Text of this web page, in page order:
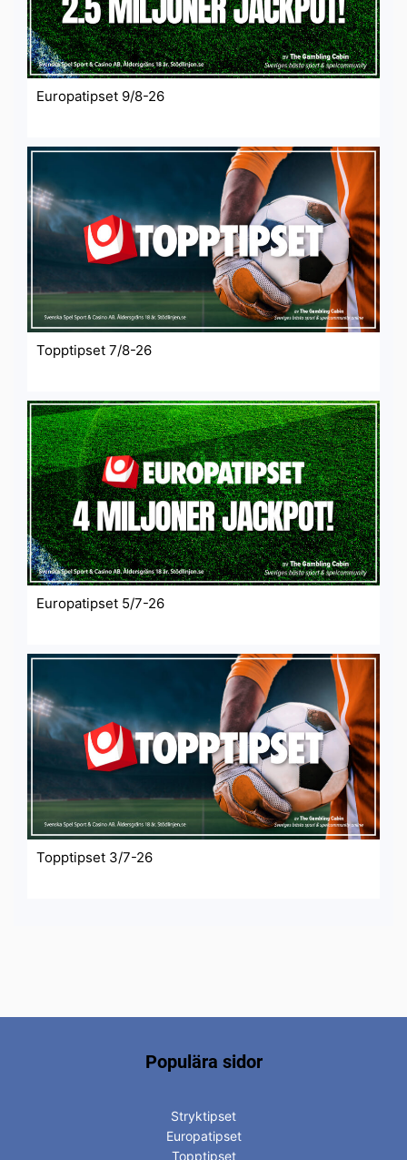
Europatipset 9/8-26
Topptipset 7/8-26
Europatipset 5/7-26
Topptipset 3/7-26
Populära sidor
Stryktipset
Europatipset
Topptipset